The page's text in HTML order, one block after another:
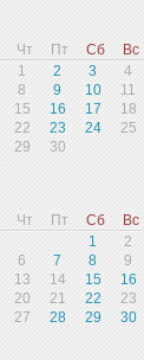
Чт Пт Сб
Вс
1
2 3
4
8 9 10
11
15 16 17
18
22 23 24
25
29 30
Чт Пт Сб
Вс
1
2
6 7 8
9
13 14 15
16
20 21 22
23
27 28 29
30